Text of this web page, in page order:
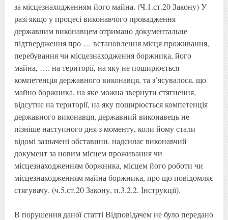
за місцезнаходженням його майна. (Ч.1.ст.20 Закону) У
разі якщо у процесі виконавчого провадження
державним виконавцем отримано документальне
підтвердження про … встановлення місця проживання,
перебування чи місцезнаходження боржника, його
майна, …. на території, на яку не поширюється
компетенція державного виконавця, та з’ясувалося, що
майно боржника, на яке можна звернути стягнення,
відсутнє на території, на яку поширюється компетенція
державного виконавця, державний виконавець не
пізніше наступного дня з моменту, коли йому стали
відомі зазначені обставини, надсилає виконавчий
документ за новим місцем проживання чи
місцезнаходженням боржника, місцем його роботи чи
місцезнаходженням майна боржника, про що повідомляє
стягувачу. (ч.5.ст.20 Закону, п.3.2.2. Інструкції).
В порушення даної статті Відповідачем не було передано